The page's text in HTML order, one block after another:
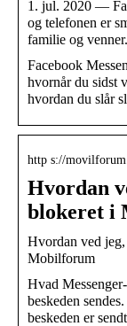
1. jul. 2020 —
og telefonen er
familie og venner.
Facebook
hvornår du sidst
hvordan du slår
http s://
Hvordan
blokeret i
Hvordan ved
Mobilforum
Hvad
beskeden
beskeden er